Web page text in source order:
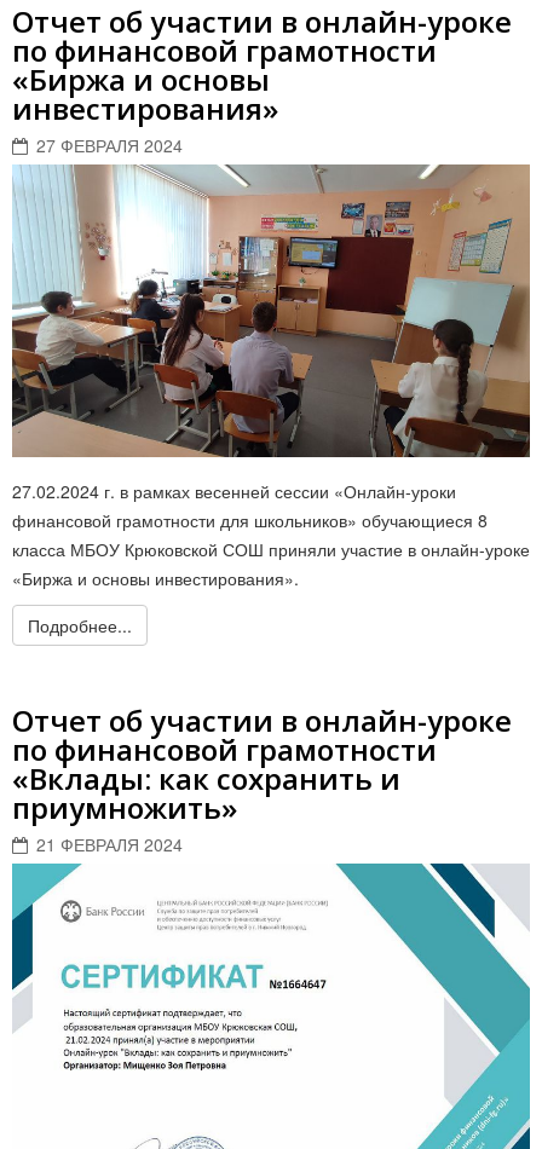
Отчет об участии в онлайн-уроке
по финансовой грамотности
«Биржа и основы
инвестирования»
27 ФЕВРАЛЯ 2024
27.02.2024 г. в рамках весенней сессии «Онлайн-уроки
финансовой грамотности для школьников» обучающиеся 8
класса МБОУ Крюковской СОШ приняли участие в онлайн-уроке
«Биржа и основы инвестирования».
Подробнее...
Отчет об участии в онлайн-уроке
по финансовой грамотности
«Вклады: как сохранить и
приумножить»
21 ФЕВРАЛЯ 2024